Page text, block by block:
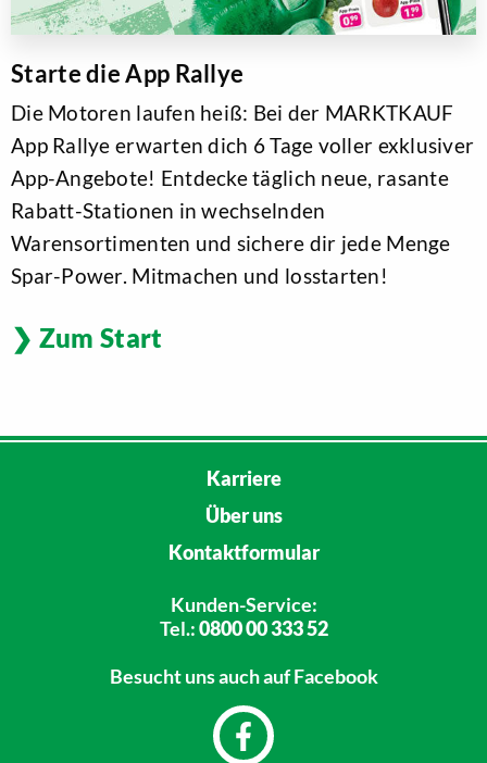
Starte die App Rallye
Die Motoren laufen heiß: Bei der MARKTKAUF
App Rallye erwarten dich 6 Tage voller exklusiver
App-Angebote! Entdecke täglich neue, rasante
Rabatt-Stationen in wechselnden
Warensortimenten und sichere dir jede Menge
Spar-Power. Mitmachen und losstarten!
Zum Start
Karriere
Über uns
Kontaktformular
Kunden-Service:
Tel.:0800 00 333 52
Besucht unsauch auf Facebook